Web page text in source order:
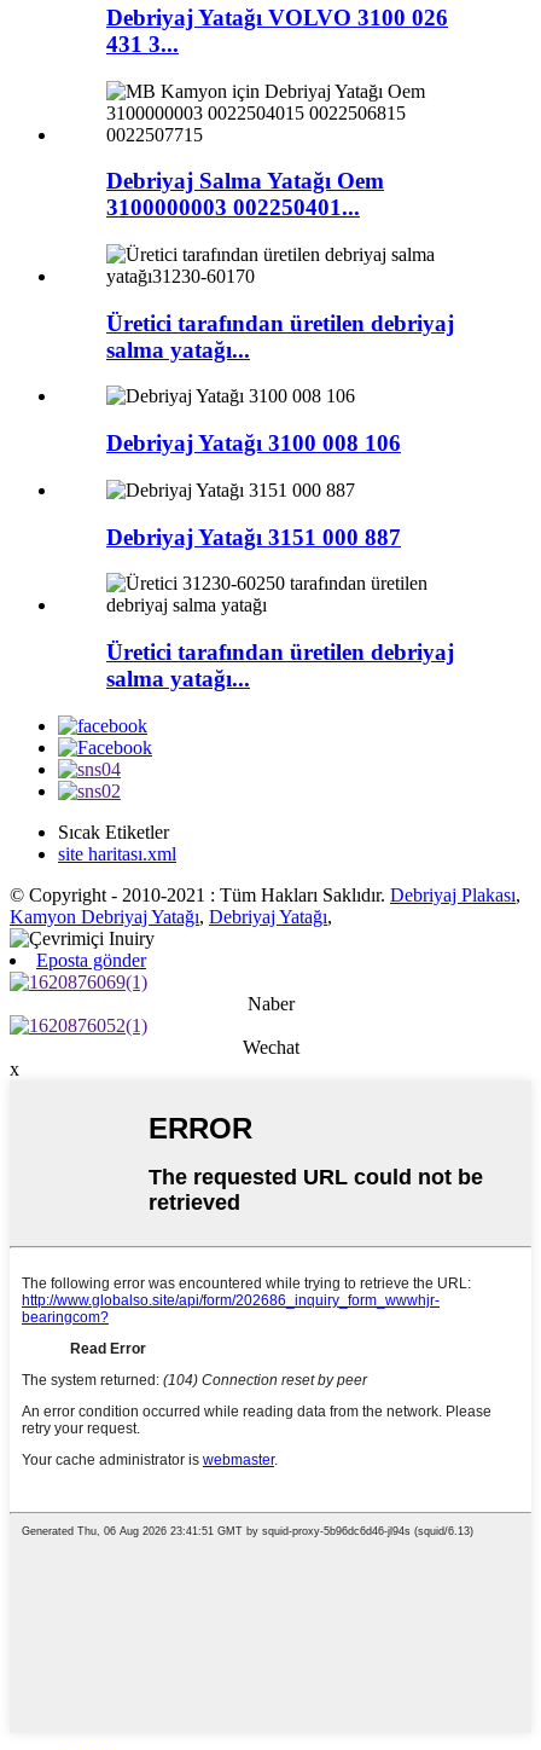
Debriyaj Yatağı VOLVO 3100 026
431 3...
Debriyaj Salma Yatağı Oem
3100000003 002250401...
Üretici tarafından üretilen debriyaj
salma yatağı...
Debriyaj Yatağı 3100 008 106
Debriyaj Yatağı 3151 000 887
Üretici tarafından üretilen debriyaj
salma yatağı...
Sıcak Etiketler
site haritası.xml
© Copyright - 2010-2021 : Tüm Hakları Saklıdır. Debriyaj Plakası,
Kamyon Debriyaj Yatağı, Debriyaj Yatağı,
Eposta gönder
Naber
Wechat
x